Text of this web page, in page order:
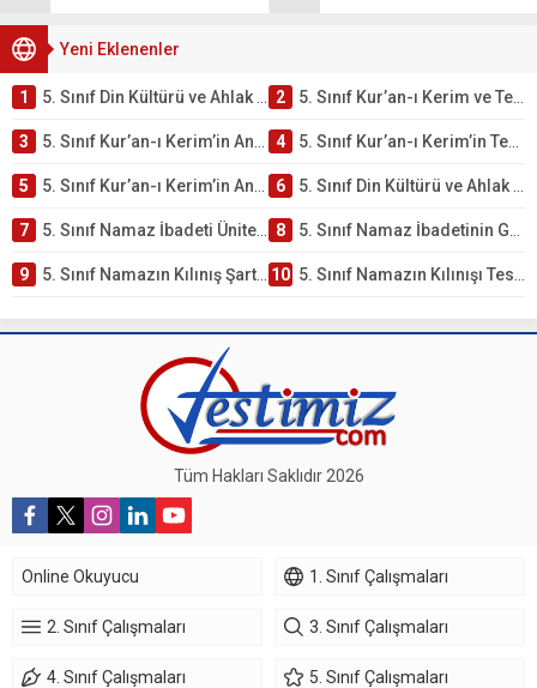
Yeni Eklenenler
1 5. Sınıf Din Kültürü ve Ahlak Bilgisi 2. Ünite: Kur’an-ı Kerim Çalışmaları 2 5. Sınıf Kur’an-ı Kerim ve Temel Özellikleri Testi – Online Çöz
3 5. Sınıf Kur’an-ı Kerim’in Ana Konuları Testi – Online Çöz 4 5. Sınıf Kur’an-ı Kerim’in Temel Özellikleri ve Önemi Testi – Online Çöz
5 5. Sınıf Kur’an-ı Kerim’in Anlamı ve Önemi Testi – Online Çöz 6 5. Sınıf Din Kültürü ve Ahlak Bilgisi 2. Ünite: Namaz İbadeti Çalışmaları
7 5. Sınıf Namaz İbadeti Ünite Testi – Online Çöz 8 5. Sınıf Namaz İbadetinin Getirdiği Faydalar Testi
9 5. Sınıf Namazın Kılınış Şartları Testi 10 5. Sınıf Namazın Kılınışı Testi – Online Çöz
Tüm Hakları Saklıdır 2026
Online Okuyucu 1. Sınıf Çalışmaları
2. Sınıf Çalışmaları 3. Sınıf Çalışmaları
4. Sınıf Çalışmaları 5. Sınıf Çalışmaları